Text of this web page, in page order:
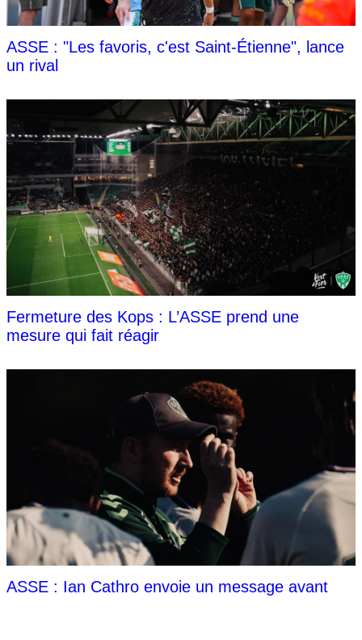
ASSE : "Les favoris, c'est Saint-Étienne", lance
un rival
Fermeture des Kops : L’ASSE prend une
mesure qui fait réagir
ASSE : Ian Cathro envoie un message avant